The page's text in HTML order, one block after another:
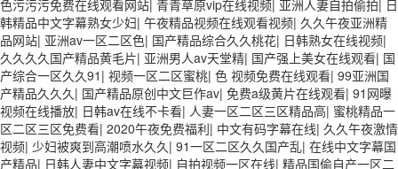
色污污污免费在线观看网站| 青青草原vip在线视频| 亚洲人妻自拍偷拍| 日
韩精品中文字幕熟女少妇| 午夜精品视频在线观看视频| 久久午夜亚洲精
品网站| 亚洲av一区二区色| 国产精品综合久久桃花| 日韩熟女在线视频|
久久久久国产精品黄毛片| 亚洲男人av天堂精| 国产强上美女在线观看| 国
产综合一区久久91 | 视频一区二区蜜桃| 色 视频免费在线观看| 99亚洲国
产精品久久久 | 国产精品原创中文巨作av| 免费a级黄片在线观看| 91网曝
视频在线播放| 日韩av在线不卡看| 人妻一区二区三区精品高| 蜜桃精品一
区二区三区免费看| 2020午夜免费福利| 中文有码字幕在线| 久久午夜激情
视频| 少妇被爽到高潮喷水久久 | 91一区二区久久国产乱| 在线中文字幕国
产精品| 日韩人妻中文字幕视频| 自拍视频一区在线| 精品国偷自产一区二